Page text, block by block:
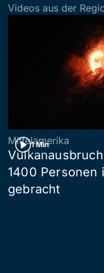
Videos aus der
1 Min
Mittelamerika
1400 Personen
gebracht